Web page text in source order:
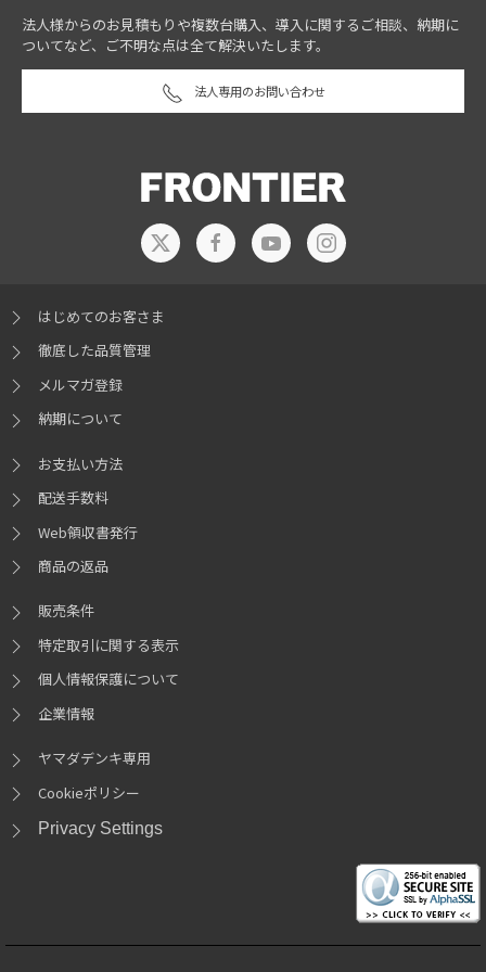
法人様からのお見積もりや複数台購入、導入に関するご相談、納期に
ついてなど、ご不明な点は全て解決いたします。
法人専用のお問い合わせ
はじめてのお客さま
徹底した品質管理
メルマガ登録
納期について
お支払い方法
配送手数料
Web領収書発行
商品の返品
販売条件
特定取引に関する表示
個人情報保護について
企業情報
ヤマダデンキ専用
Cookieポリシー
Privacy Settings